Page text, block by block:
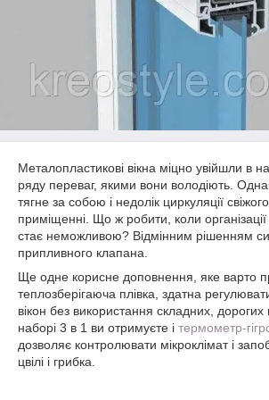
Металопластикові вікна міцно увійшли в
ряду переваг, якими вони володіють.
тягне за собою і недолік циркуляції
приміщенні. Що ж робити, коли
стає неможливою? Відмінним рішенням
припливного клапана.
Ще одне корисне доповнення, яке варто
теплозберігаюча плівка, здатна
вікон без використання складних, дорогих
наборі 3 в 1 ви отримуєте і термометр-
дозволяє контролювати мікроклімат і
цвілі і грибка.